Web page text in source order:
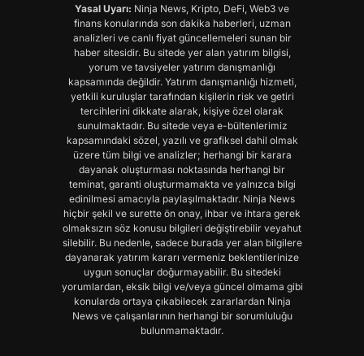
Yasal Uyarı: Ninja News, Kripto, DeFi, Web3 ve
finans konularında son dakika haberleri, uzman
analizleri ve canlı fiyat güncellemeleri sunan bir
haber sitesidir. Bu sitede yer alan yatırım bilgisi,
yorum ve tavsiyeler yatırım danışmanlığı
kapsamında değildir. Yatırım danışmanlığı hizmeti,
yetkili kuruluşlar tarafından kişilerin risk ve getiri
tercihlerini dikkate alarak, kişiye özel olarak
sunulmaktadır. Bu sitede veya e-bültenlerimiz
kapsamındaki sözel, yazılı ve grafiksel dahil olmak
üzere tüm bilgi ve analizler; herhangi bir karara
dayanak oluşturması noktasında herhangi bir
teminat, garanti oluşturmamakta ve yalnızca bilgi
edinilmesi amacıyla paylaşılmaktadır. Ninja News
hiçbir şekil ve surette ön onay, ihbar ve ihtara gerek
olmaksızın söz konusu bilgileri değiştirebilir veyahut
silebilir. Bu nedenle, sadece burada yer alan bilgilere
dayanarak yatırım kararı vermeniz beklentilerinize
uygun sonuçlar doğurmayabilir. Bu sitedeki
yorumlardan, eksik bilgi ve/veya güncel olmama gibi
konularda ortaya çıkabilecek zararlardan Ninja
News ve çalışanlarının herhangi bir sorumluluğu
bulunmamaktadır.